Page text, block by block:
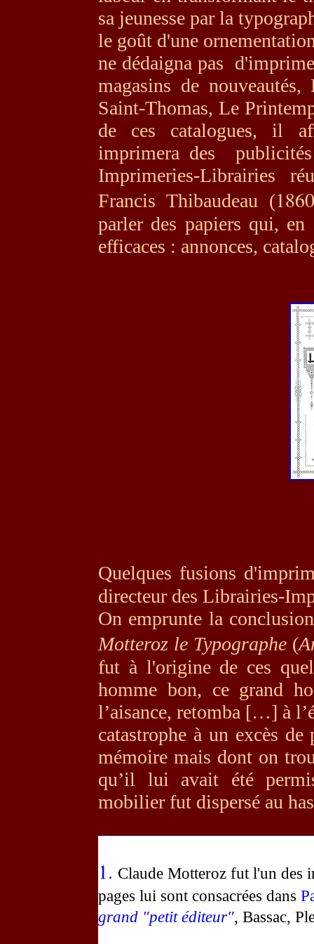
sa jeunesse par la
le goût d'une
ne dédaigna pas
magasins de
Saint-Thomas, Le
de ces catalogues, il
imprimera des
Imprimeries-Librairies
Francis Thibaudeau (
parler des papiers qui,
efficaces : annonces,
Quelques fusions
directeur des Librairies-
On emprunte la
Motteroz le Typographe(
fut à l'origine de ces
homme bon, ce grand
l’aisance, retomba […] à
catastrophe à un excès
mémoire mais dont on
qu’il lui avait été
mobilier fut dispersé au
1. Claude Motteroz fut l'un des
pages lui sont consacrées dans
grand "petitéditeur", Bassac,